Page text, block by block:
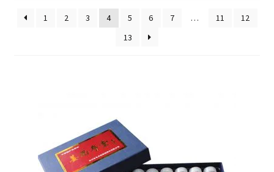
menú
1 2 3 4 5 6 7 … 11
12
13